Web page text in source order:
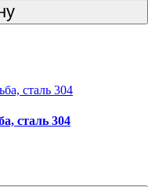
сталь 304